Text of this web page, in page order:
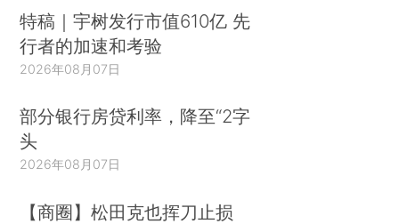
特稿｜宇树发行市值610亿 先
行者的加速和考验
2026年08月07日
部分银行房贷利率，降至“2字
头
2026年08月07日
【商圈】松田克也挥刀止损